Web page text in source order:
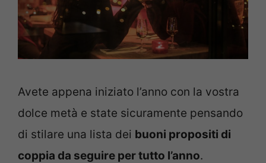
Avete appena iniziato l’anno con la vostra
dolce metà e state sicuramente pensando
di stilare una lista dei buoni propositi di
coppia da seguire per tutto l’anno.